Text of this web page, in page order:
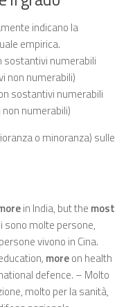
indicano la
empirica.
sostantivi numerabili
non numerabili)
sostantivi numerabili
numerabili)
o minoranza) sulle
in India, but the most
sono molte persone,
vivono in Cina.
, moreon health
defence. – Molto
molto per la sanità,